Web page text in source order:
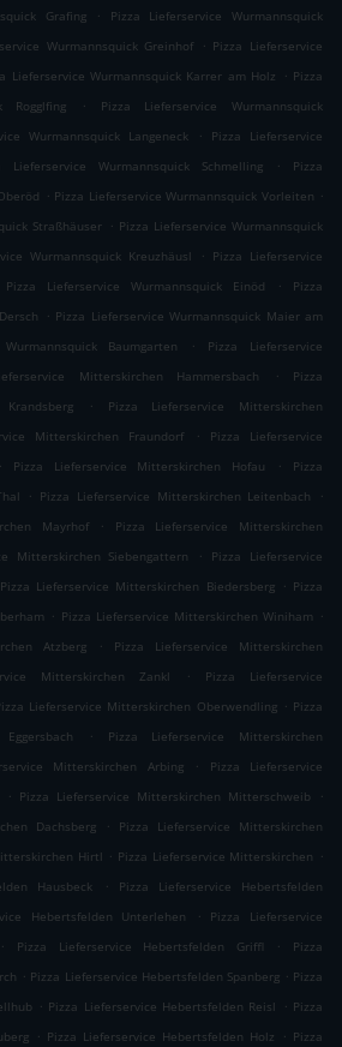
Grafing
.
Pizza Lieferservice Wurmannsquick
Wurmannsquick Greinhof . Pizza Lieferservice
Lieferservice Wurmannsquick Karrer am Holz . Pizza
Rogglfing
.
Pizza Lieferservice Wurmannsquick
Wurmannsquick Langeneck .
Pizza Lieferservice
Lieferservice Wurmannsquick Schmelling .
Pizza
. Pizza Lieferservice Wurmannsquick Vorleiten .
Straßhäuser . Pizza Lieferservice Wurmannsquick
Wurmannsquick Kreuzhäusl . Pizza Lieferservice
Pizza Lieferservice Wurmannsquick Einöd .
Pizza
. Pizza Lieferservice Wurmannsquick Maier am
Baumgarten .
Pizza Lieferservice
Mitterskirchen Hammersbach .
Pizza
.
Pizza Lieferservice Mitterskirchen
Mitterskirchen Fraundorf .
Pizza Lieferservice
. Pizza Lieferservice Mitterskirchen Hofau .
Pizza
. Pizza Lieferservice Mitterskirchen Leitenbach
.
Mayrhof
.
Pizza Lieferservice Mitterskirchen
Mitterskirchen Siebengattern .
Pizza Lieferservice
Pizza Lieferservice Mitterskirchen Biedersberg . Pizza
. Pizza Lieferservice Mitterskirchen Winiham .
Atzberg
.
Pizza Lieferservice Mitterskirchen
Mitterskirchen Zankl .
Pizza Lieferservice
Lieferservice Mitterskirchen Oberwendling . Pizza
.
Pizza Lieferservice Mitterskirchen
Mitterskirchen Arbing .
Pizza Lieferservice
. Pizza Lieferservice Mitterskirchen Mitterschweib
.
Dachsberg
.
Pizza Lieferservice Mitterskirchen
Hirtl . Pizza Lieferservice Mitterskirchen .
Hausbeck
.
Pizza Lieferservice Hebertsfelden
Hebertsfelden Unterlehen .
Pizza Lieferservice
. Pizza Lieferservice Hebertsfelden Griffl .
Pizza
. Pizza Lieferservice Hebertsfelden Spanberg . Pizza
. Pizza Lieferservice Hebertsfelden Reisl . Pizza
. Pizza Lieferservice Hebertsfelden Holz . Pizza